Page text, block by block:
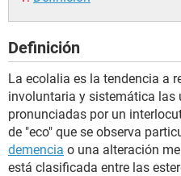
SEXUALIDAD
GLOSARIO
Definición
La ecolalia es la tendencia a
involuntaria y sistemática las
pronunciadas por un
de "eco" que se observa
demencia o una alteración
está clasificada entre las